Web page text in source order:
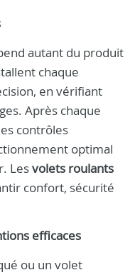
autant du produit
chaque
en vérifiant
Après chaque
contrôles
optimal
Lesvolets roulants
confort, sécurité
efficaces
ou un volet